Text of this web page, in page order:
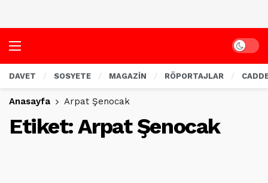
Dark
DAVET SOSYETE MAGAZİN RÖPORTAJLAR
Anasayfa Arpat Şenocak
Etiket:Arpat Şenocak